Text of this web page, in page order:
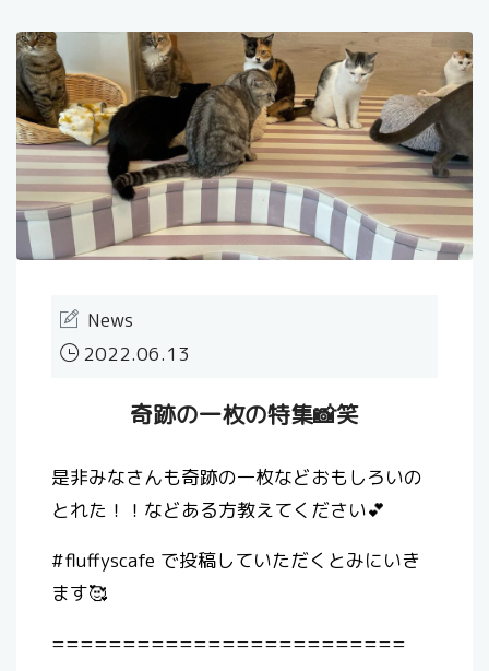
News
2022.06.13
奇跡の一枚の特集📸笑
是非みなさんも奇跡の一枚などおもしろいの
とれた！！などある方教えてください💕
#fluffyscafe で投稿していただくとみにいき
ます🥰
=========================